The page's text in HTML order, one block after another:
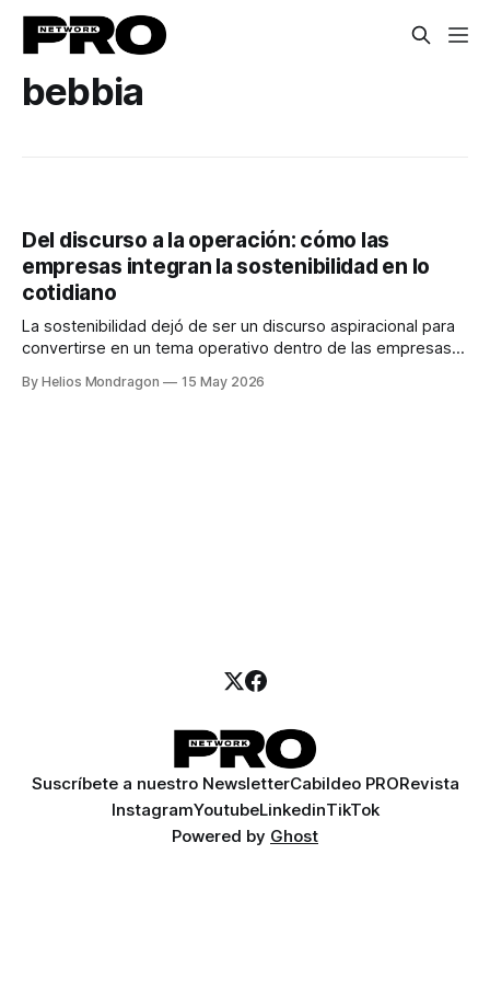
bebbia
Del discurso a la operación: cómo las
empresas integran la sostenibilidad en lo
cotidiano
La sostenibilidad dejó de ser un discurso aspiracional para
convertirse en un tema operativo dentro de las empresas.
resultados tangibles en la forma en que las organizaciones
By Helios Mondragon 15 May 2026
Suscríbete a nuestro NewsletterCabildeo PRORevista
InstagramYoutubeLinkedinTikTok
Powered by Ghost